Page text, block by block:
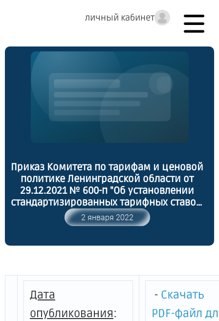
личный кабинет
Приказ Комитета по тарифам и ценовой
политике Ленинградской области от
29.12.2021 № 600-п "Об установлении
стандартизированных тарифных ставок,
определяющих величину платы за
технологическое присоединение
газораспределительным сетям
Ленинградской области на территории
Ленинградской области на 2022 год"
2 января 2022
Дата
опубликования:
- Скачать
PDF-файл